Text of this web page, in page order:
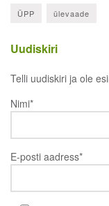
ÜPP ülevaade
Uudiskiri
Telli uudiskiri ja ole
Nimi*
E-posti aadress*